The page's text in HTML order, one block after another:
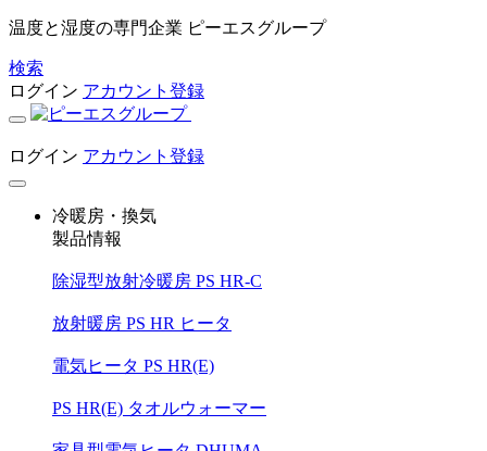
温度と湿度の専門企業 ピーエスグループ
検索
ログイン アカウント登録
ログイン アカウント登録
冷暖房・換気
製品情報
除湿型放射冷暖房 PS HR-C
放射暖房 PS HR ヒータ
電気ヒータ PS HR(E)
PS HR(E) タオルウォーマー